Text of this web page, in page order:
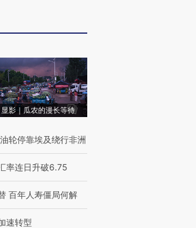
显影｜瓜农的漫长等待
轮停靠埃及绕行非洲
率连日升破6.75
百年人寿僵局何解
速转型